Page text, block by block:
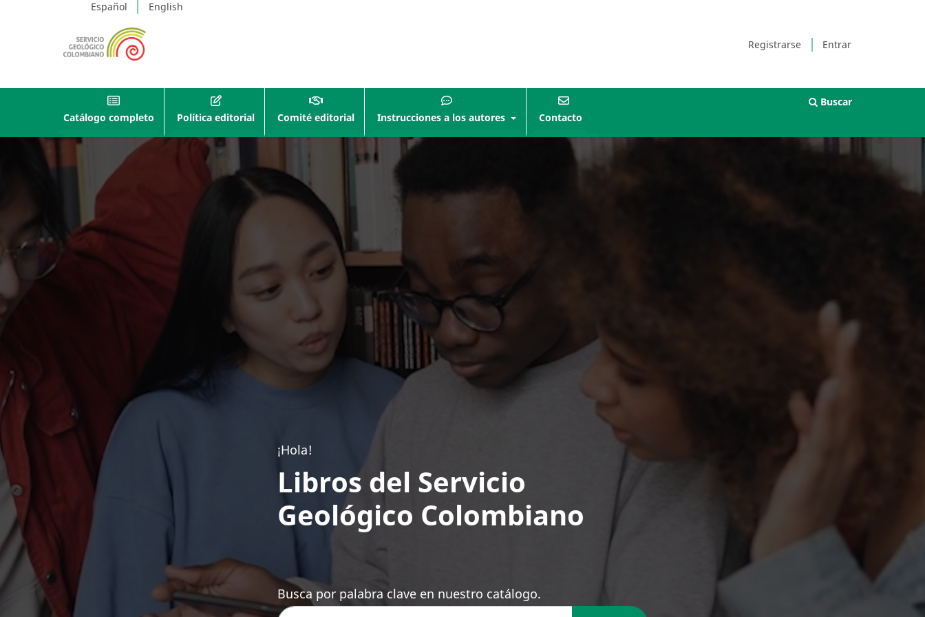
Español English
Registrarse Entrar
Catálogo completo Política editorial Comité editorial Instrucciones a los autores Contacto
Buscar
¡Hola!
Libros del Servicio
Geológico Colombiano
Busca por palabra clave en nuestro catálogo.